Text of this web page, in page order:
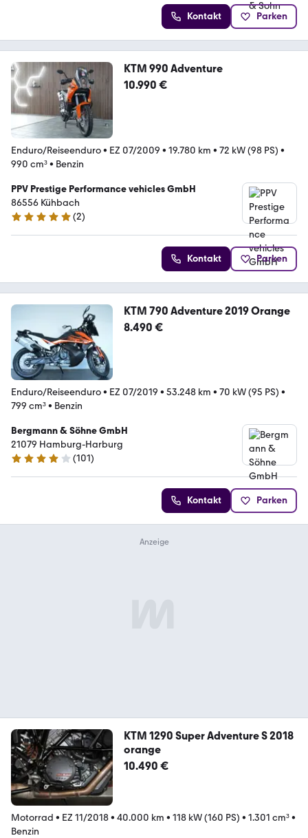
Kontakt Parken
KTM 990 Adventure
10.990 €
Enduro/Reiseenduro• EZ 07/2009 • 19.780 km • 72 kW (98 PS) •
990 cm³• Benzin
PPV Prestige Performance vehicles GmbH
86556 Kühbach
4.8 Sterne
(2)
Kontakt Parken
KTM 790 Adventure 2019 Orange
8.490 €
Enduro/Reiseenduro• EZ 07/2019 • 53.248 km • 70 kW (95 PS) •
799 cm³• Benzin
Bergmann & Söhne GmbH
21079 Hamburg-Harburg
3.9 Sterne
(101)
Kontakt Parken
KTM 1290 Super Adventure S 2018
orange
10.490 €
Motorrad • EZ 11/2018• 40.000 km • 118 kW (160 PS) • 1.301 cm³•
Benzin